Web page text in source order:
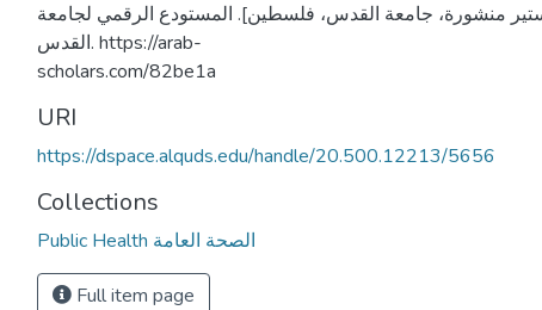
منشورة، جامعة القدس، فلسطين]. المستودع الرقمي لجامعة
القدس. https://arab-
scholars.com/82be1a
URI
https://dspace.alquds.edu/handle/20.500.12213/5656
Collections
Public Health الصحة العامة
Full item page